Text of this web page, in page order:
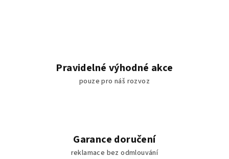
Pravidelné výhodné akce
pouze pro náš rozvoz
Garance doručení
reklamace bez odmlouvání